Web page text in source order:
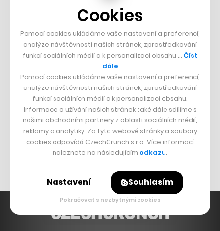
PŘÍBĚHY Z GASTRA
Boční projekt, co se zvrtnul
Francouzský šéfkuchař na Šumavě
Dva golfisti, co pečou
DESIGN
Bomma není tichá
Originální hodinky
Nábytek z betonu
Cookies
Pomocí cookies ukládáme vaše nastavení a preferencí,
analýze návštěvnosti našich stránek, zprostředkování
funkcí sociálních médií a k personalizaci obsahu … Číst
dále
Pomocí cookies ukládáme vaše nastavení a preferencí,
analýze návštěvnosti našich stránek, zprostředkování
funkcí sociálních médií a k personalizaci obsahu.
Informace o užívání našich stránek také dále sdílíme s
našimi obchodními partnery z oblasti sociálních médií,
reklamy a analytiky. Za tyto webové stránky a soubory
cookies odpovídá CzechCrunch s.r.o. Více informací
naleznete na následujícím odkazu.
Nastavení Souhlasím
Pokračovat s nezbytnými cookies